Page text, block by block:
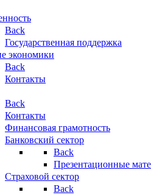
Back
Государственная поддержка
экономики
Back
Контакты
Back
Контакты
Финансовая грамотность
Банковский сектор
Back
Презентационные
Страховой сектор
Back